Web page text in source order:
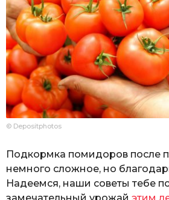
© Depositphotos
Подкормка помидоров после
немного сложное, но
Надеемся, наши советы тебе